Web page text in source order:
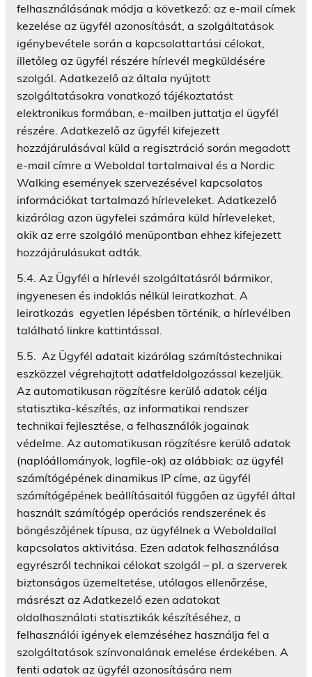
felhasználásának módja a következő: az e-mail címek
kezelése az ügyfél azonosítását, a szolgáltatások
igénybevétele során a kapcsolattartási célokat,
illetőleg az ügyfél részére hírlevél megküldésére
szolgál. Adatkezelő az általa nyújtott
szolgáltatásokra vonatkozó tájékoztatást
elektronikus formában, e-mailben juttatja el ügyfél
részére. Adatkezelő az ügyfél kifejezett
hozzájárulásával küld a regisztráció során megadott
e-mail címre a Weboldal tartalmaival és a Nordic
Walking események szervezésével kapcsolatos
információkat tartalmazó hírleveleket. Adatkezelő
kizárólag azon ügyfelei számára küld hírleveleket,
akik az erre szolgáló menüpontban ehhez kifejezett
hozzájárulásukat adták.
5.4. Az Ügyfél a hírlevél szolgáltatásról bármikor,
ingyenesen és indoklás nélkül leiratkozhat. A
leiratkozás egyetlen lépésben történik, a hírlevélben
található linkre kattintással.
5.5. Az Ügyfél adatait kizárólag számítástechnikai
eszközzel végrehajtott adatfeldolgozással kezeljük.
Az automatikusan rögzítésre kerülő adatok célja
statisztika-készítés, az informatikai rendszer
technikai fejlesztése, a felhasználók jogainak
védelme. Az automatikusan rögzítésre kerülő adatok
(naplóállományok, logfile-ok) az alábbiak: az ügyfél
számítógépének dinamikus IP címe, az ügyfél
számítógépének beállításaitól függően az ügyfél által
használt számítógép operációs rendszerének és
böngészőjének típusa, az ügyfélnek a Weboldallal
kapcsolatos aktivitása. Ezen adatok felhasználása
egyrészről technikai célokat szolgál – pl. a szerverek
biztonságos üzemeltetése, utólagos ellenőrzése,
másrészt az Adatkezelő ezen adatokat
oldalhasználati statisztikák készítéséhez, a
felhasználói igények elemzéséhez használja fel a
szolgáltatások színvonalának emelése érdekében. A
fenti adatok az ügyfél azonosítására nem